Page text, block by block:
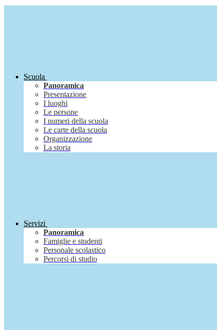
Scuola
Panoramica
Presentazione
I luoghi
Le persone
I numeri della scuola
Le carte della scuola
Organizzazione
La storia
Servizi
Panoramica
Famiglie e studenti
Personale scolastico
Percorsi di studio